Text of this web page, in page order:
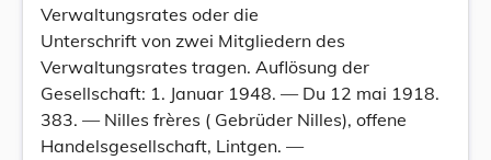
Verwaltungsrates oder die
Unterschrift von zwei Mitgliedern des
Verwaltungsrates tragen. Auflösung der
Gesellschaft: 1. Januar 1948. — Du 12 mai 1918.
383. — Nilles frères ( Gebrüder Nilles), offene
Handelsgesellschaft, Lintgen. —